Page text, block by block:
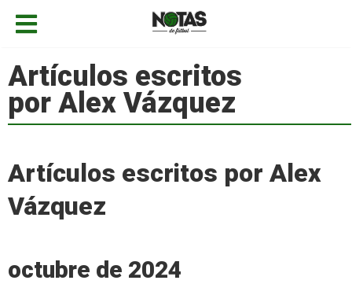
Artículos escritos
por Alex Vázquez
Artículos escritos por Alex
Vázquez
octubre de 2024